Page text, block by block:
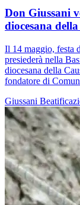
Don Giussani
diocesana
Il 14 maggio, festa
presiederà nella
diocesana della
fondatore di
Giussani